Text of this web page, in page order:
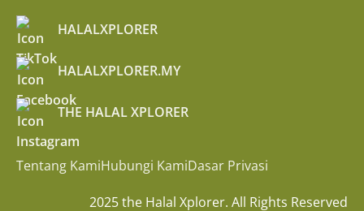
HALALXPLORER
HALALXPLORER.MY
THE HALAL XPLORER
Tentang KamiHubungi KamiDasar Privasi
2025 the Halal Xplorer. All Rights Reserved